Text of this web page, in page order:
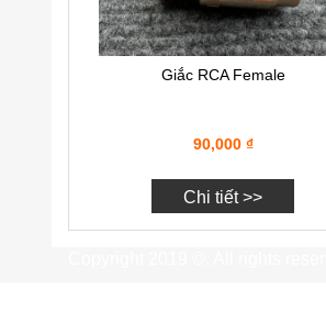
Giắc RCA Female
90,000 ₫
Chi tiết >>